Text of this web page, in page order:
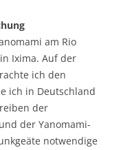
am Rio
Ixima. Auf der
ich den
ich in Deutschland
der
der Yanomami-
notwendige